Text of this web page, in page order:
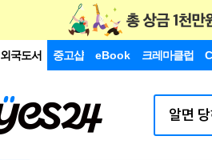
외국도서 중고샵 eBook 크레마클럽